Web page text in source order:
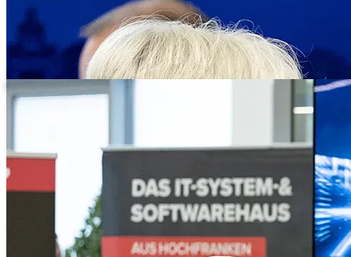
Peter Maisel beim Panel „Nachhaltigkeit in der IT“